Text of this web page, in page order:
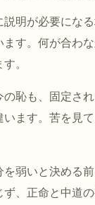
明が必要にな
す。何が合わ
。
恥も、固定さ
ます。苦を見
弱いと決める
、正命と中道